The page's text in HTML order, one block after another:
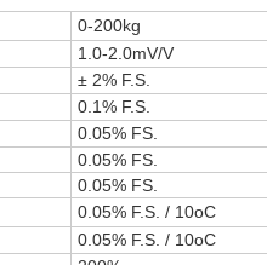
0-200kg
1.0-2.0mV/V
± 2% F.S.
0.1% F.S.
0.05% FS.
0.05% FS.
0.05% FS.
0.05% F.S. / 10oC
0.05% F.S. / 10oC